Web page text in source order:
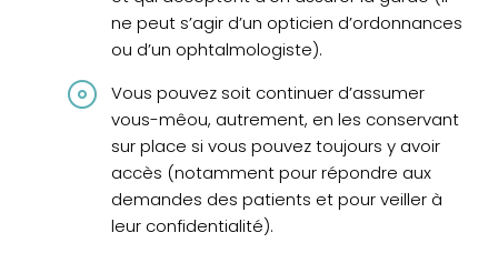
ne peut s’agir d’un opticien d’ordonnances
ou d’un ophtalmologiste).
Vous pouvez soit continuer d’assumer
vous-mêou, autrement, en les conservant
sur place si vous pouvez toujours y avoir
accès (notamment pour répondre aux
demandes des patients et pour veiller à
leur confidentialité).